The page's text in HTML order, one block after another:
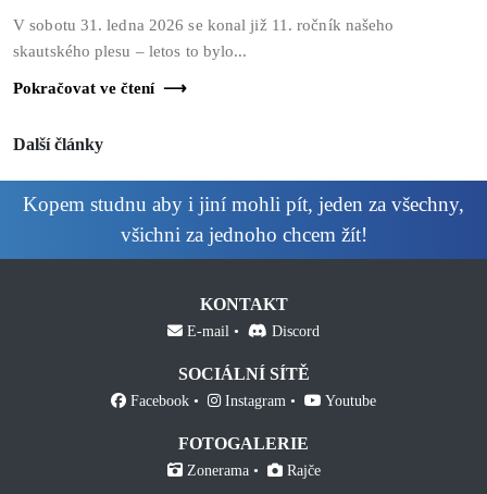
V sobotu 31. ledna 2026 se konal již 11. ročník našeho
skautského plesu – letos to bylo...
Pokračovat ve čtení
Další články
Kopem studnu aby i jiní mohli pít, jeden za všechny,
všichni za jednoho chcem žít!
KONTAKT
E-mail Discord
SOCIÁLNÍ SÍTĚ
Facebook Instagram Youtube
FOTOGALERIE
Zonerama Rajče